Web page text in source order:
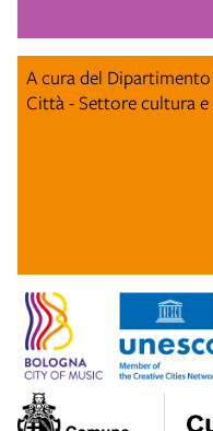
A cura del
Città - Settore cultura